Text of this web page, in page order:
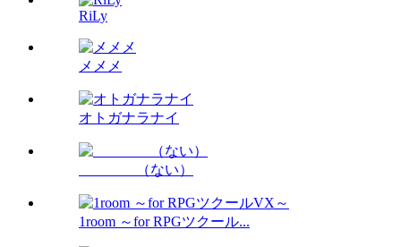
RiLy
メメメ
オトガナラナイ
（ない）
1room ～for RPGツクール...